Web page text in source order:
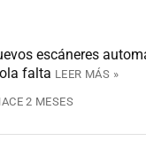
escáneres
falta LEER MÁS »
2 MESES